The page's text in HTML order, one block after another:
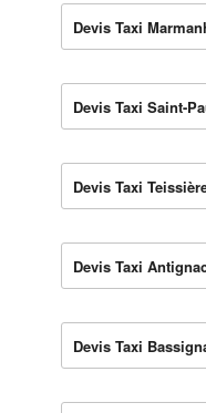
Devis Taxi
Devis Taxi Saint-
Devis Taxi
Devis Taxi
Devis Taxi